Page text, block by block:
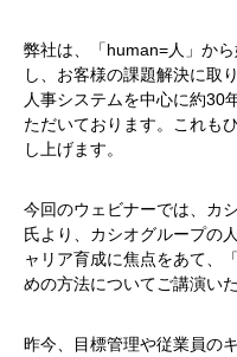
弊社は、「human=人」か
し、お客様の課題解決に取
人事システムを中心に約30
ただいております。これも
し上げます。
今回のウェビナーでは、カ
氏より、カシオグループの
ャリア育成に焦点をあて、
めの方法についてご講演い
昨今、目標管理や従業員の